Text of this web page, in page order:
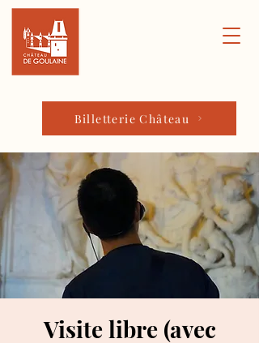
Billetterie Château
Visite libre (avec